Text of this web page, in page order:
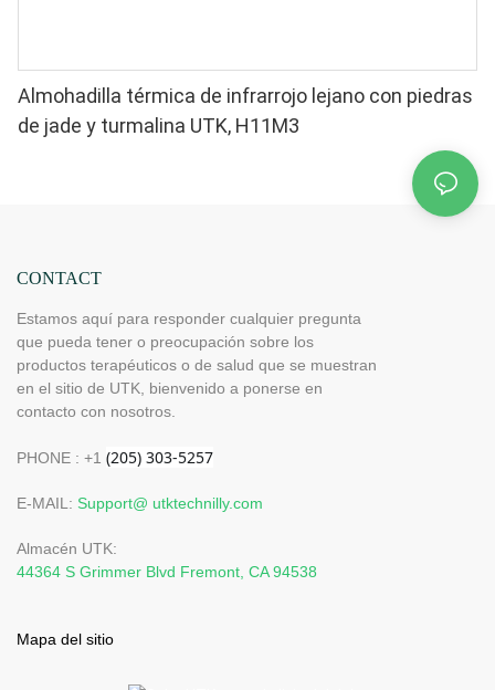
Almohadilla térmica de infrarrojo lejano con piedras
de jade y turmalina UTK, H11M3
CONTACT
Estamos aquí para responder cualquier pregunta
que pueda tener o preocupación sobre los
productos terapéuticos o de salud que se muestran
en el sitio de UTK, bienvenido a ponerse en
contacto con nosotros.
PHONE : +1
E-MAIL: Support@ utktechnilly.com
Almacén UTK:
44364 S Grimmer Blvd Fremont, CA 94538
Mapa del sitio